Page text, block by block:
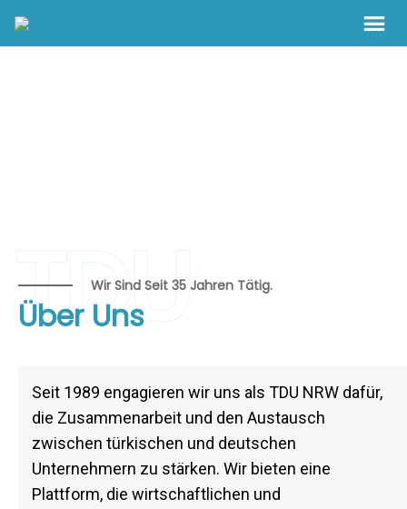
TDU
Wir Sind Seit 35 Jahren Tätig.
Über Uns
Seit 1989 engagieren wir uns als TDU NRW dafür,
die Zusammenarbeit und den Austausch
zwischen türkischen und deutschen
Unternehmern zu stärken. Wir bieten eine
Plattform, die wirtschaftlichen und